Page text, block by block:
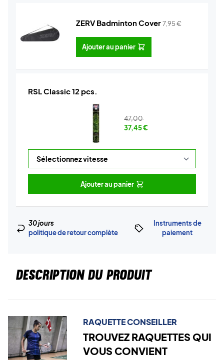
ZERV Badminton Cover7,95€
Ajouter au panier
RSL Classic 12 pcs.
47,00
37,45€
Ajouter au panier
30 jours
politique de retour complète
Instruments de
paiement
DESCRIPTION DU PRODUIT
RAQUETTE CONSEILLER
TROUVEZ RAQUETTES QUI
VOUS CONVIENT